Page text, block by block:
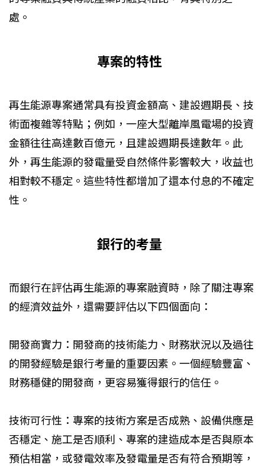
處。
專案的特性
再生能源專案通常具有投資金額高、建設週期長、技
術面複雜等特點；例如，一座大型離岸風電場的投資
金額往往高達數百億元，且建設週期長達數年。此
外，再生能源的發電量受自然條件影響較大，收益也
相對較不穩定。這些特性都增加了還本付息的不確定
性。
銀行的考量
而銀行在評估再生能源的專案融資時，除了關注專案
的經濟效益外，還需要評估以下四個面向：
開發商實力：開發商的技術能力、財務狀況以及過往
的開發經驗是銀行考量的重要因素。一個經驗豐富、
財務穩健的開發商，更容易獲得銀行的信任。
技術可行性：專案的技術方案是否成熟、設備供應是
否穩定、施工是否順利、專案的建造成本是否與原本
預估相當，或發電效率及發電量是否有符合預期等，